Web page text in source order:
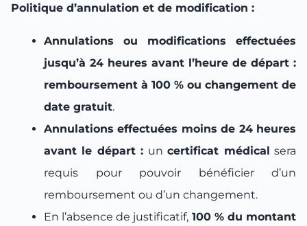
Politique d’annulation et de modification :
Annulations ou modifications effectuées
jusqu’à 24 heures avant l’heure de départ :
remboursement à 100 % ou changement de
date gratuit.
Annulations effectuées moins de 24 heures
avant le départ : uncertificat médical sera
requis pour pouvoir bénéficier d’un
remboursement ou d’un changement.
En l’absence de justificatif, 100 % du montant